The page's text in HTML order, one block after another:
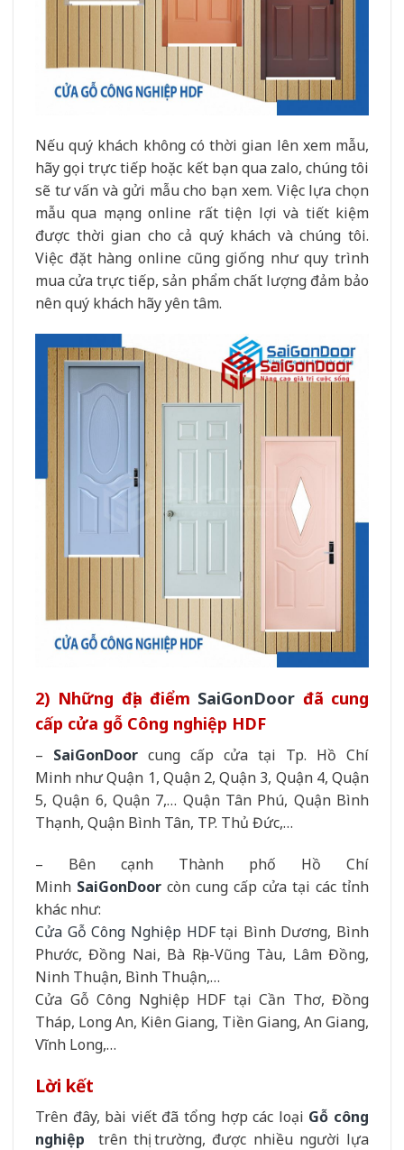
Nếu quý khách không có thời gian lên xem mẫu,
hãy gọi trực tiếp hoặc kết bạn qua zalo, chúng tôi
sẽ tư vấn và gửi mẫu cho bạn xem. Việc lựa chọn
mẫu qua mạng online rất tiện lợi và tiết kiệm
được thời gian cho cả quý khách và chúng tôi.
Việc đặt hàng online cũng giống như quy trình
mua cửa trực tiếp, sản phẩm chất lượng đảm bảo
nên quý khách hãy yên tâm.
2) Những địa điểm SaiGonDoor đã cung
cấp cửa gỗ Công nghiệp HDF
– SaiGonDoor cung cấp cửa tại Tp. Hồ Chí
Minh như Quận 1, Quận 2, Quận 3, Quận 4, Quận
5, Quận 6, Quận 7,… Quận Tân Phú, Quận Bình
Thạnh, Quận Bình Tân, TP. Thủ Đức,…
– Bên cạnh Thành phố Hồ Chí
Minh SaiGonDoor còn cung cấp cửa tại các tỉnh
khác như:
Cửa Gỗ Công Nghiệp HDFtại Bình Dương, Bình
Phước, Đồng Nai, Bà Rịa-Vũng Tàu, Lâm Đồng,
Ninh Thuận, Bình Thuận,…
Cửa Gỗ Công Nghiệp HDF tại Cần Thơ, Đồng
Tháp, Long An, Kiên Giang, Tiền Giang, An Giang,
Vĩnh Long,…
Lời kết
Trên đây, bài viết đã tổng hợp các loại Gỗ công
nghiệp trên thị trường, được nhiều người lựa